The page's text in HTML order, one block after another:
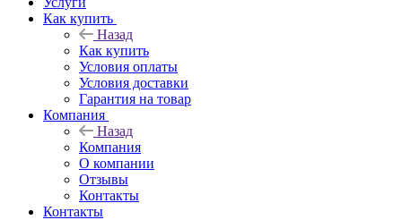
Как купить
Назад
Как купить
Условия оплаты
Условия доставки
Гарантия на товар
Компания
Назад
Компания
О компании
Отзывы
Контакты
Контакты